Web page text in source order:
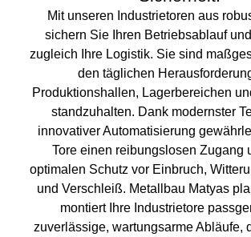
Mit unseren Industrietoren aus
sichern Sie Ihren Betriebsablauf
zugleich Ihre Logistik. Sie sind
den täglichen
Produktionshallen, Lagerbereichen
standzuhalten. Dank modernster
innovativer Automatisierung
Tore einen reibungslosen Zugang
optimalen Schutz vor Einbruch,
und Verschleiß. Metallbau Matyas
montiert Ihre Industrietore
zuverlässige, wartungsarme Abläufe,